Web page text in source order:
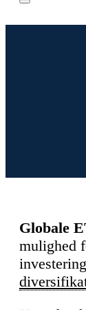
Globale
mulighed